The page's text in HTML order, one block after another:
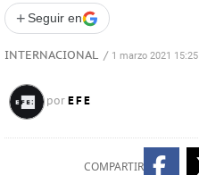
+ Seguir en
INTERNACIONAL / 1 marzo 2021 15:25
por EFE
COMPARTIR